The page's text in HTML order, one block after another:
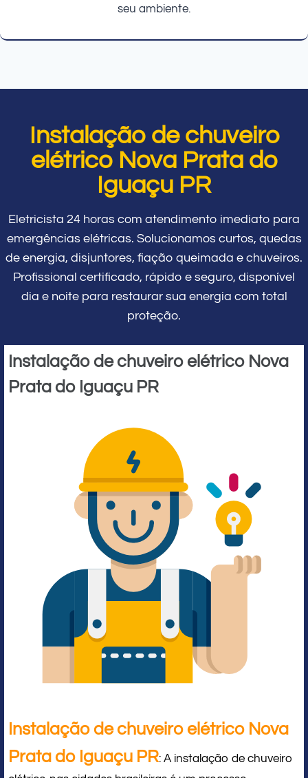
seu ambiente.
Instalação de chuveiro
elétrico Nova Prata do
Iguaçu PR
Eletricista 24 horas com atendimento imediato para
emergências elétricas. Solucionamos curtos, quedas
de energia, disjuntores, fiação queimada e chuveiros.
Profissional certificado, rápido e seguro, disponível
dia e noite para restaurar sua energia com total
proteção.
Instalação de chuveiro elétrico Nova
Prata do Iguaçu PR
Instalação de chuveiro elétrico Nova
Prata do Iguaçu PR: A instalação de chuveiro